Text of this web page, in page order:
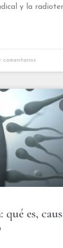
y la
comentarios
es,